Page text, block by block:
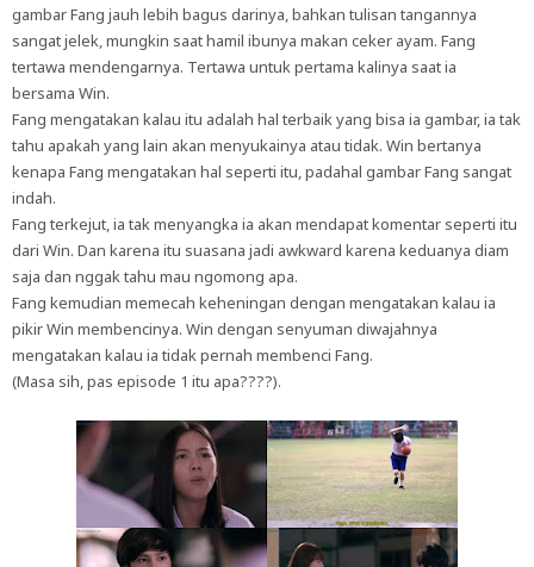
gambar Fang jauh lebih bagus darinya, bahkan tulisan tangannya
sangat jelek, mungkin saat hamil ibunya makan ceker ayam. Fang
tertawa mendengarnya. Tertawa untuk pertama kalinya saat ia
bersama Win.
Fang mengatakan kalau itu adalah hal terbaik yang bisa ia gambar, ia tak
tahu apakah yang lain akan menyukainya atau tidak. Win bertanya
kenapa Fang mengatakan hal seperti itu, padahal gambar Fang sangat
indah.
Fang terkejut, ia tak menyangka ia akan mendapat komentar seperti itu
dari Win. Dan karena itu suasana jadi awkward karena keduanya diam
saja dan nggak tahu mau ngomong apa.
Fang kemudian memecah keheningan dengan mengatakan kalau ia
pikir Win membencinya. Win dengan senyuman diwajahnya
mengatakan kalau ia tidak pernah membenci Fang.
(Masa sih, pas episode 1 itu apa????).